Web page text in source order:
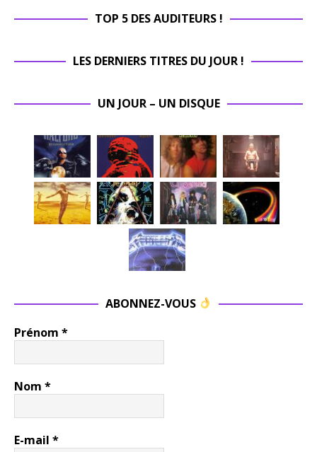
TOP 5 DES AUDITEURS !
LES DERNIERS TITRES DU JOUR !
UN JOUR – UN DISQUE
ABONNEZ-VOUS
Prénom *
Nom *
E-mail *